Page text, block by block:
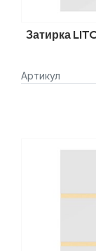
Затирка
Артикул